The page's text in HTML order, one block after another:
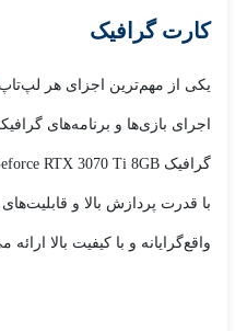
کارت گرافیک
یکی از مهم‌ترین اجزای هر لپ‌تاپ
اجرای بازی‌ها و برنامه‌های
با قدرت پردازش بالا و قابلیت‌های
واقع‌گرایانه و با کیفیت بالا ارائه